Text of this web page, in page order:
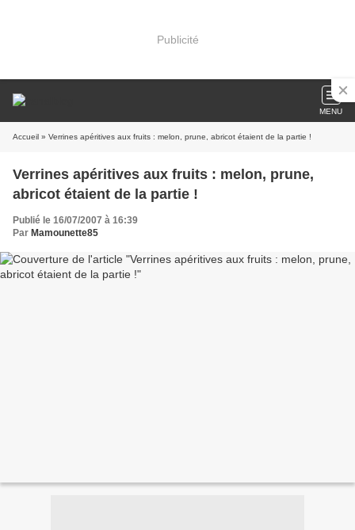
Publicité
MENU
Accueil » Verrines apéritives aux fruits : melon, prune, abricot étaient de la partie !
Verrines apéritives aux fruits : melon, prune,
abricot étaient de la partie !
Publié le 16/07/2007 à 16:39
Par Mamounette85